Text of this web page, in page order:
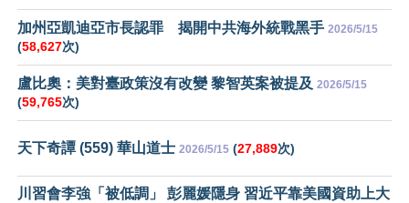
加州亞凱迪亞市長認罪 揭開中共海外統戰黑手 2026/5/15
(58,627次)
盧比奧：美對臺政策沒有改變 黎智英案被提及 2026/5/15
(59,765次)
天下奇譚 (559) 華山道士 2026/5/15 (27,889次)
川習會李強「被低調」 彭麗媛隱身 習近平靠美國資助上大